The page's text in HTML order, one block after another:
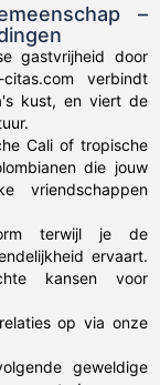
–
gastvrijheid door
verbindt
kust, en viert de
Cali of tropische
die jouw
vriendschappen
terwijl je de
ervaart.
kansen voor
op via onze
geweldige